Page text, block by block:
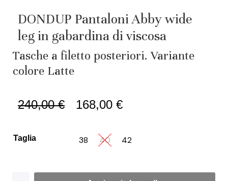
DONDUP Pantaloni Abby wide
leg in gabardina di viscosa
Tasche a filetto posteriori. Variante
colore Latte
240,00€ 168,00 €
Taglia 38 40 42